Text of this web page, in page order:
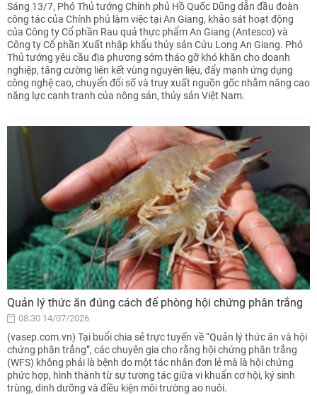
Sáng 13/7, Phó Thủ tướng Chính phủ Hồ Quốc Dũng dẫn đầu đoàn
công tác của Chính phủ làm việc tại An Giang, khảo sát hoạt động
của Công ty Cổ phần Rau quả thực phẩm An Giang (Antesco) và
Công ty Cổ phần Xuất nhập khẩu thủy sản Cửu Long An Giang. Phó
Thủ tướng yêu cầu địa phương sớm tháo gỡ khó khăn cho doanh
nghiệp, tăng cường liên kết vùng nguyên liệu, đẩy mạnh ứng dụng
công nghệ cao, chuyển đổi số và truy xuất nguồn gốc nhằm nâng cao
năng lực cạnh tranh của nông sản, thủy sản Việt Nam.
Quản lý thức ăn đúng cách để phòng hội chứng phân trắng
08:30 14/07/2026
(vasep.com.vn) Tại buổi chia sẻ trực tuyến về “Quản lý thức ăn và hội
chứng phân trắng”, các chuyên gia cho rằng hội chứng phân trắng
(WFS) không phải là bệnh do một tác nhân đơn lẻ mà là hội chứng
phức hợp, hình thành từ sự tương tác giữa vi khuẩn cơ hội, ký sinh
trùng, dinh dưỡng và điều kiện môi trường ao nuôi.